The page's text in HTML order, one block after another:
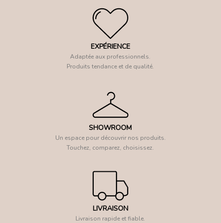
EXPÉRIENCE
Adaptée aux professionnels.
Produits tendance et de qualité.
SHOWROOM
Un espace pour découvrir nos produits.
Touchez, comparez, choisissez.
LIVRAISON
Livraison rapide et fiable.